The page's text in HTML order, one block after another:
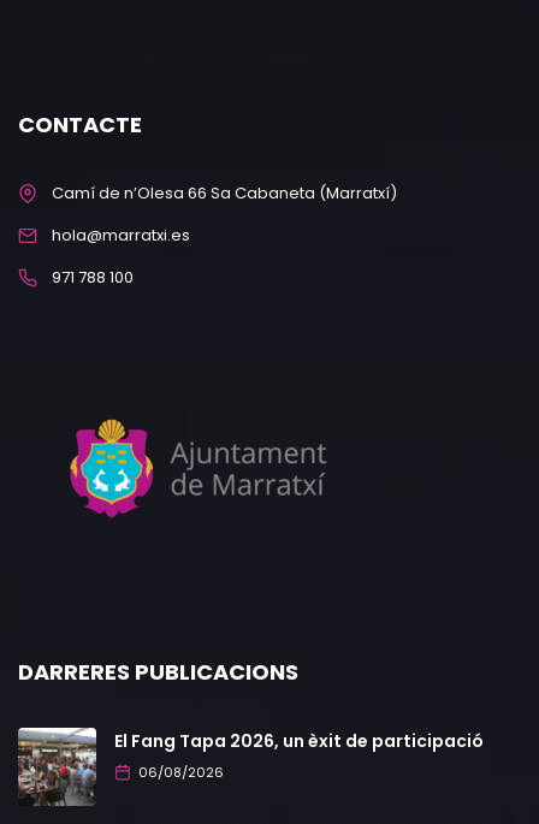
CONTACTE
Camí de n’Olesa 66 Sa Cabaneta (Marratxí)
hola@marratxi.es
971 788 100
DARRERES PUBLICACIONS
El Fang Tapa 2026, un èxit de participació
06/08/2026